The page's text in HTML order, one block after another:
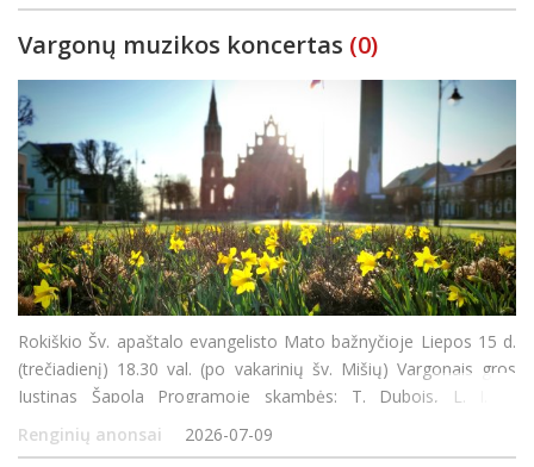
Vargonų muzikos koncertas (0)
Rokiškio Šv. apaštalo evangelisto Mato bažnyčioje Liepos 15 d.
(trečiadienį) 18.30 val. (po vakarinių šv. Mišių) Vargonais gros
Justinas Šapola Programoje skambės: T. Dubois, L. J. A.
Lefebure-Wely, L. Vierne, T. Salomé, S. K. Elert, G. Faur&eacut
Renginių anonsai 2026-07-09